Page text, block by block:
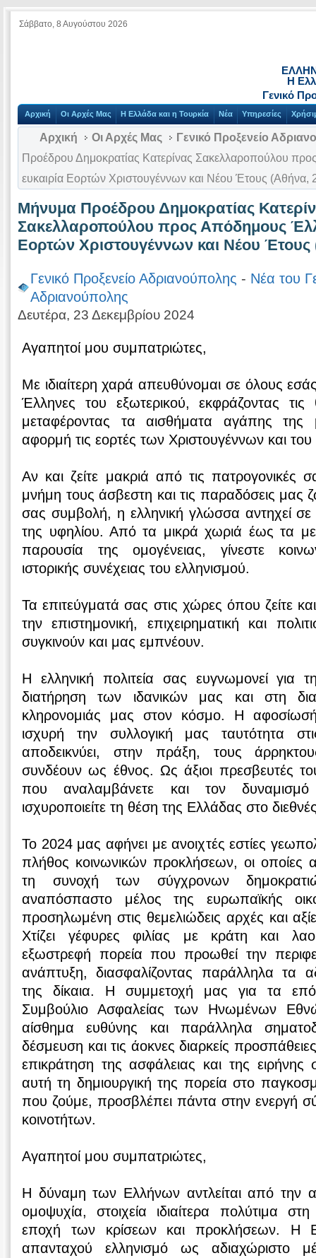
Σάββατο, 8 Αυγούστου 2026
Η
Γενικό
Αρχική Οι Αρχές Μας Η Ελλάδα και η Τουρκία Νέα Υπηρεσίες
Αρχική Οι Αρχές Μας
Γενικό Προξενείο
Προέδρου Δημοκρατίας Κατερίνας Σακελλαροπούλου
ευκαιρία Εορτών Χριστουγέννων και Νέου Έτους (Αθήνα,
Μήνυμα Προέδρου Δημοκρατίας
Σακελλαροπούλου προς Απόδημους
Εορτών Χριστουγέννων και Νέου Έτους
Γενικό Προξενείο Αδριανούπολης - Νέα του
Αδριανούπολης
Δευτέρα, 23 Δεκεμβρίου 2024
Αγαπητοί μου συμπατριώτες,
Με ιδιαίτερη χαρά απευθύνομαι σε όλους
Έλληνες του εξωτερικού, εκφράζοντας
μεταφέροντας τα αισθήματα αγάπης της
αφορμή τις εορτές των Χριστουγέννων και
Αν και ζείτε μακριά από τις πατρογονικές
μνήμη τους άσβεστη και τις παραδόσεις μας
σας συμβολή, η ελληνική γλώσσα αντηχεί
της υφηλίου. Από τα μικρά χωριά έως τα
παρουσία της ομογένειας, γίνεστε
ιστορικής συνέχειας του ελληνισμού.
Τα επιτεύγματά σας στις χώρες όπου ζείτε
την επιστημονική, επιχειρηματική και
συγκινούν και μας εμπνέουν.
Η ελληνική πολιτεία σας ευγνωμονεί για
διατήρηση των ιδανικών μας και στη
κληρονομιάς μας στον κόσμο. Η
ισχυρή την συλλογική μας ταυτότητα
αποδεικνύει, στην πράξη, τους
συνδέουν ως έθνος. Ως άξιοι πρεσβευτές
που αναλαμβάνετε και τον
ισχυροποιείτε τη θέση της Ελλάδας στο
Το 2024 μας αφήνει με ανοιχτές εστίες
πλήθος κοινωνικών προκλήσεων, οι οποίες
τη συνοχή των σύγχρονων
αναπόσπαστο μέλος της ευρωπαϊκής
προσηλωμένη στις θεμελιώδεις αρχές και
Χτίζει γέφυρες φιλίας με κράτη και
εξωστρεφή πορεία που προωθεί την
ανάπτυξη, διασφαλίζοντας παράλληλα τα
της δίκαια. Η συμμετοχή μας για τα
Συμβούλιο Ασφαλείας των Ηνωμένων
αίσθημα ευθύνης και παράλληλα
δέσμευση και τις άοκνες διαρκείς
επικράτηση της ασφάλειας και της
αυτή τη δημιουργική της πορεία στο
που ζούμε, προσβλέπει πάντα στην ενεργή
κοινοτήτων.
Αγαπητοί μου συμπατριώτες,
Η δύναμη των Ελλήνων αντλείται από την
ομοψυχία, στοιχεία ιδιαίτερα πολύτιμα
εποχή των κρίσεων και προκλήσεων. Η
απανταχού ελληνισμό ως αδιαχώριστο